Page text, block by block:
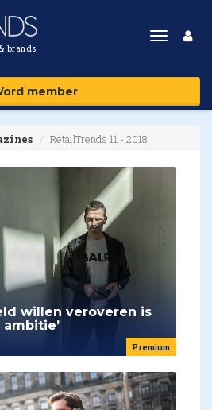
brands
Toggle
member
RetailTrends 11 - 2018
Premium
willen veroveren is